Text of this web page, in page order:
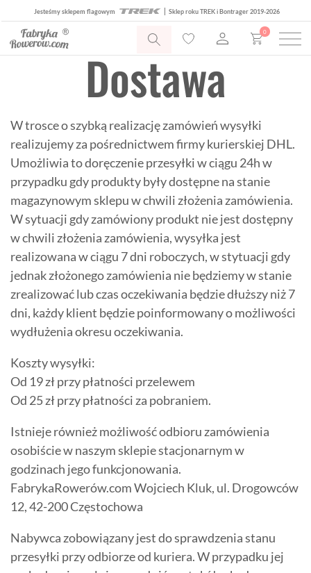
Jesteśmy sklepem flagowym Sklep roku TREK i Bontrager 2019-2026
0
Dostawa
W trosce o szybką realizację zamówień wysyłki
realizujemy za pośrednictwem firmy kurierskiej DHL.
Umożliwia to doręczenie przesyłki w ciągu 24h w
przypadku gdy produkty były dostępne na stanie
magazynowym sklepu w chwili złożenia zamówienia.
W sytuacji gdy zamówiony produkt nie jest dostępny
w chwili złożenia zamówienia, wysyłka jest
realizowana w ciągu 7 dni roboczych, w stytuacji gdy
jednak złożonego zamówienia nie będziemy w stanie
zrealizować lub czas oczekiwania będzie dłuższy niż 7
dni, każdy klient będzie poinformowany o możliwości
wydłużenia okresu oczekiwania.
Koszty wysyłki:
Od 19 zł przy płatności przelewem
Od 25 zł przy płatności za pobraniem.
Istnieje również możliwość odbioru zamówienia
osobiście w naszym sklepie stacjonarnym w
godzinach jego funkcjonowania.
FabrykaRowerów.com Wojciech Kluk, ul. Drogowców
12, 42-200 Częstochowa
Nabywca zobowiązany jest do sprawdzenia stanu
przesyłki przy odbiorze od kuriera. W przypadku jej